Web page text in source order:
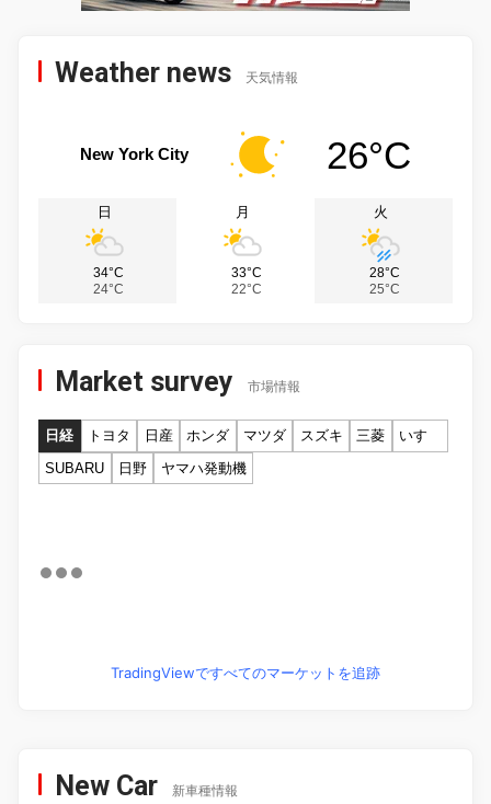
Weather news 天気情報
New York City 26°C
日
34°C
24°C
月
33°C
22°C
火
28°C
25°C
Market survey 市場情報
日経 トヨタ 日産 ホンダ マツダ スズキ 三菱
いすゞ
SUBARU
日野 ヤマハ発動機
TradingViewですべてのマーケットを追跡
New Car 新車種情報